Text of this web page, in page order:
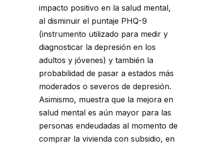
impacto positivo en la salud mental,
al disminuir el puntaje PHQ-9
(instrumento utilizado para medir y
diagnosticar la depresión en los
adultos y jóvenes) y también la
probabilidad de pasar a estados más
moderados o severos de depresión.
Asimismo, muestra que la mejora en
salud mental es aún mayor para las
personas endeudadas al momento de
comprar la vivienda con subsidio, en